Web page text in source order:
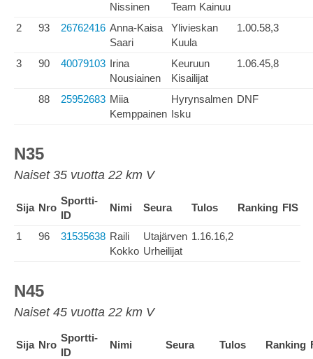
Nissinen
Team Kainuu
2 93 26762416 Anna-Kaisa
Saari
Ylivieskan
Kuula
1.00.58,3
3 90 40079103 Irina
Nousiainen
Keuruun
Kisailijat
1.06.45,8
88 25952683 Miia
Kemppainen
Hyrynsalmen
Isku
DNF
N35
Naiset 35 vuotta 22 km V
Sija Nro
Sportti-
ID
Nimi Seura Tulos Ranking FIS
1 96 31535638 Raili
Kokko
Utajärven
Urheilijat
1.16.16,2
N45
Naiset 45 vuotta 22 km V
Sija Nro
Sportti-
ID
Nimi Seura Tulos Ranking